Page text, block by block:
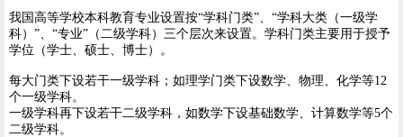
我国高等学校本科教育专业设置按“学科门类”、“学科大类（一级学
科）”、“专业”（二级学科）三个层次来设置。学科门类主要用于授予
学位（学士、硕士、博士）。
每大门类下设若干一级学科；如理学门类下设数学、物理、化学等12
个一级学科。
一级学科再下设若干二级学科，如数学下设基础数学、计算数学等5个
二级学科。